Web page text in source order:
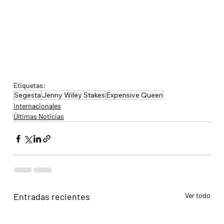
Etiquetas:
Segesta Jenny Wiley Stakes Expensive Queen
Internacionales
Últimas Noticias
Entradas recientes Ver todo